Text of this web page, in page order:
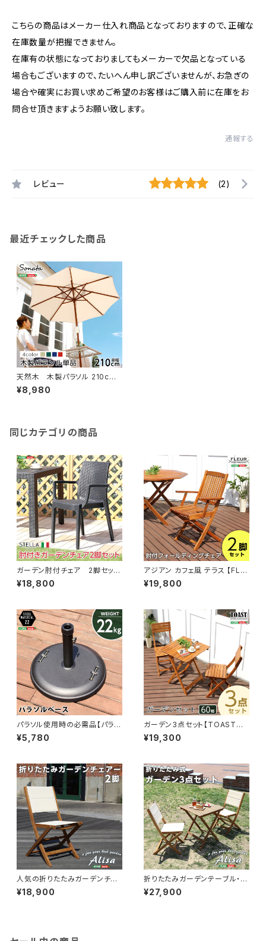
こちらの商品はメーカー仕入れ商品となっておりますので、正確な
在庫数量が把握できません。
在庫有の状態になっておりましてもメーカーで欠品となっている
場合もございますので、たいへん申し訳ございませんが、お急ぎの
場合や確実にお買い求めご希望のお客様はご購入前に在庫をお
問合せ頂きますようお願い致します。
通報する
レビュー (2)
最近チェックした商品
天然木 木製パラソル 210cm
【ソナタ-SONATA-】パラソル
撥水 天然木 SH-05-60157
¥8,980
同じカテゴリの商品
ガーデン肘付チェア 2脚セット
【ステラ-STELLA-】（ガーデ
ン カフェ） SH-05-11234
¥18,800
アジアン カフェ風 テラス 【FLE
URシリーズ】肘付きチェア 2脚
セット SH-05-81059
¥19,800
パラソル使用時の必需品【パラソ
ルベース-22kg-】（パラソル
ベース） SH-05-75818
¥5,780
ガーデン3点セット【TOAST
トスト】（アカシア 3点セット）
SH-05-79444
¥19,300
人気の折りたたみガーデンチェ
ア（2脚セット）アカシア材を使用
| Alisa-アリーザ- SH-01-A
¥18,900
折りたたみガーデンテーブル・チ
ェア（3点セット）人気素材のアカ
シア材を使用 | Alisa-アリー
¥27,900